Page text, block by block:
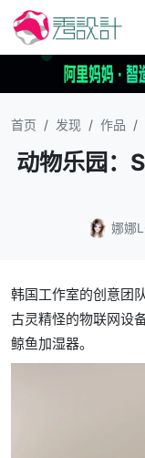
首页 发现 作品
动物乐园：
娜娜
韩国工作室的创意团
古灵精怪的物联网设
鲸鱼加湿器。